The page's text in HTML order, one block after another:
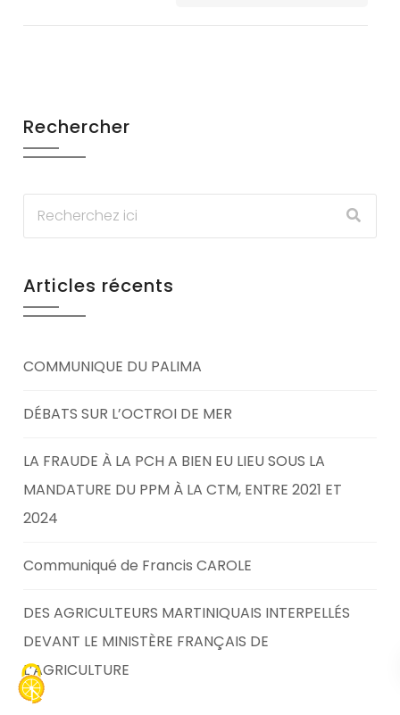
Rechercher
Articles récents
COMMUNIQUE DU PALIMA
DÉBATS SUR L’OCTROI DE MER
LA FRAUDE À LA PCH A BIEN EU LIEU SOUS LA
MANDATURE DU PPM À LA CTM, ENTRE 2021 ET
2024
Communiqué de Francis CAROLE
DES AGRICULTEURS MARTINIQUAIS INTERPELLÉS
DEVANT LE MINISTÈRE FRANÇAIS DE
L’AGRICULTURE